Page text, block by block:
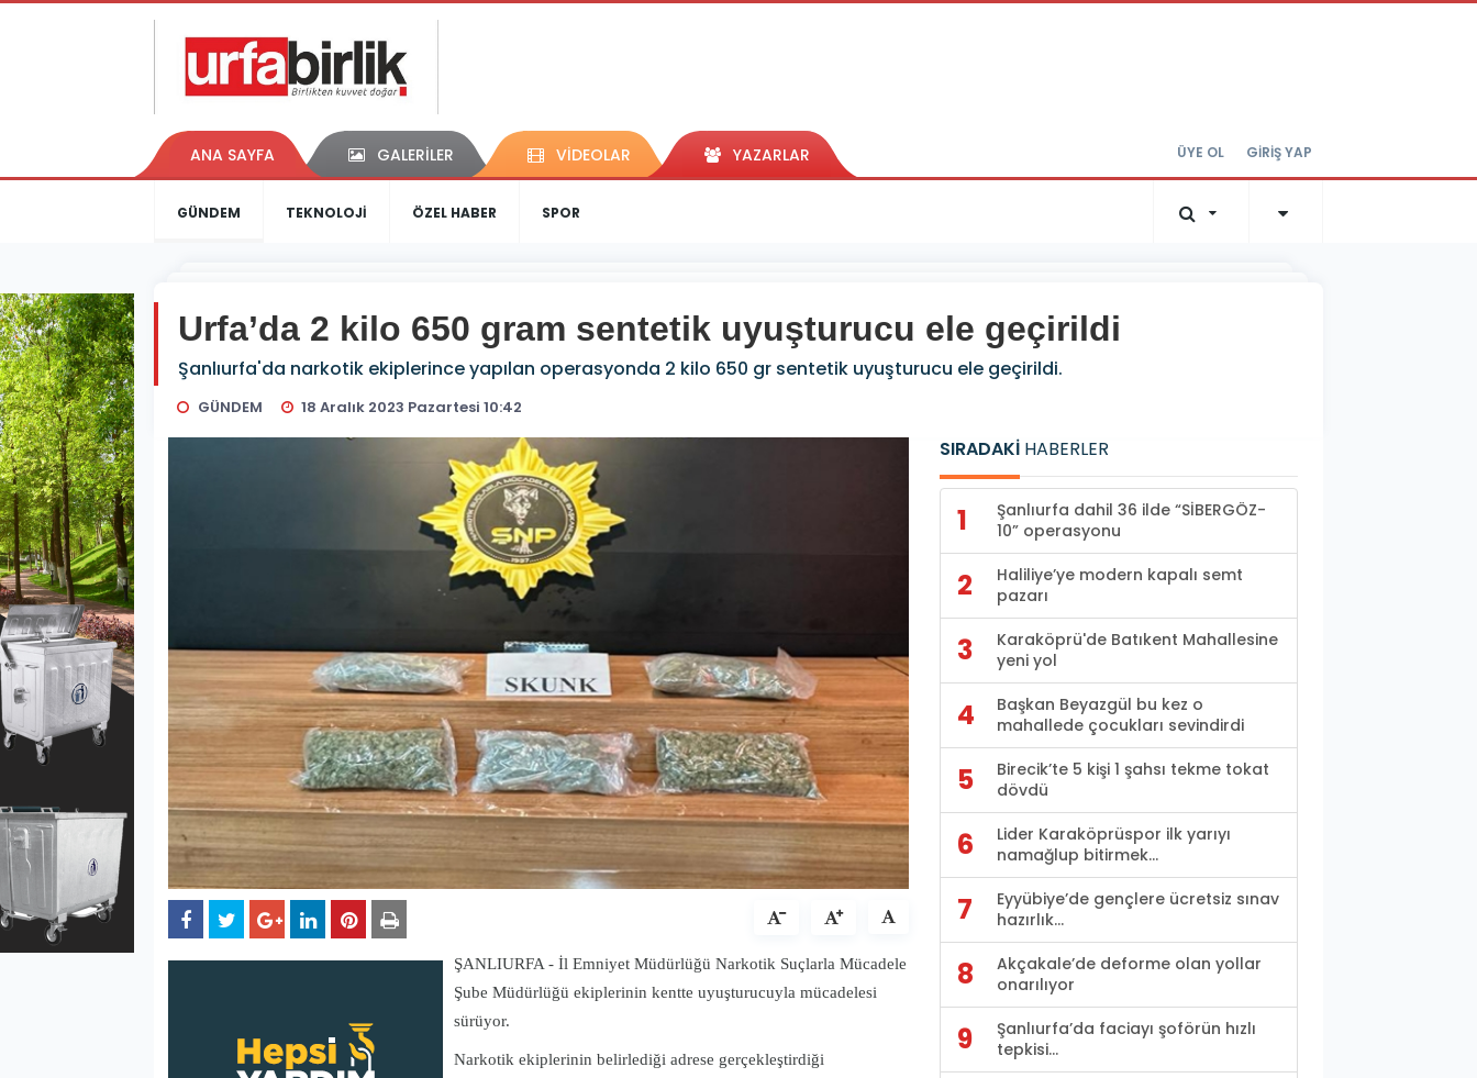
ANA SAYFA GALERİLER VİDEOLAR YAZARLAR ÜYE OL GİRİŞ YAP
GÜNDEM TEKNOLOJİ ÖZEL HABER SPOR
Urfa’da 2 kilo 650 gram sentetik uyuşturucu ele geçirildi
Şanlıurfa'da narkotik ekiplerince yapılan operasyonda 2 kilo 650 gr sentetik uyuşturucu ele geçirildi.
GÜNDEM 18 Aralık 2023 Pazartesi 10:42
ŞANLIURFA - İl Emniyet Müdürlüğü Narkotik Suçlarla Mücadele
Şube Müdürlüğü ekiplerinin kentte uyuşturucuyla mücadelesi
sürüyor.
Narkotik ekiplerinin belirlediği adrese gerçekleştirdiği
SIRADAKİ HABERLER
1
Şanlıurfa dahil 36 ilde “SİBERGÖZ-
10” operasyonu
2
Haliliye’ye modern kapalı semt
pazarı
3
Karaköprü'de Batıkent Mahallesine
yeni yol
4
Başkan Beyazgül bu kez o
mahallede çocukları sevindirdi
5
Birecik’te 5 kişi 1 şahsı tekme tokat
dövdü
6
Lider Karaköprüspor ilk yarıyı
namağlup bitirmek...
7
Eyyübiye’de gençlere ücretsiz sınav
hazırlık...
8
Akçakale’de deforme olan yollar
onarılıyor
9
Şanlıurfa’da faciayı şoförün hızlı
tepkisi...